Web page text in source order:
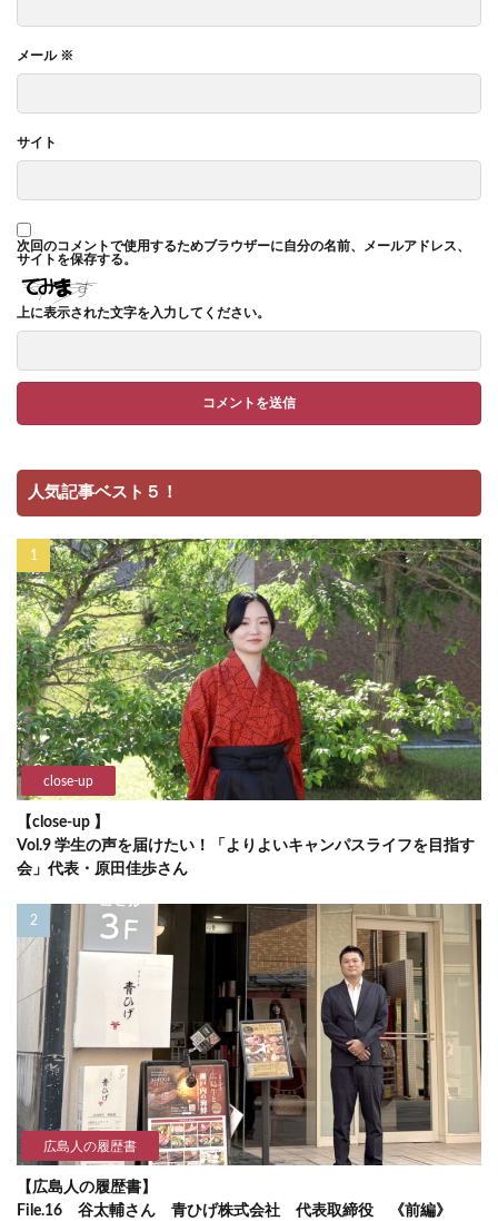
メール ※
サイト
次回のコメントで使用するためブラウザーに自分の名前、メールアドレス、
サイトを保存する。
上に表示された文字を入力してください。
人気記事ベスト５！
close-up
【close-up 】
Vol.9 学生の声を届けたい！「よりよいキャンパスライフを目指す
会」代表・原田佳歩さん
広島人の履歴書
【広島人の履歴書】
File.16 谷太輔さん 青ひげ株式会社 代表取締役 《前編》